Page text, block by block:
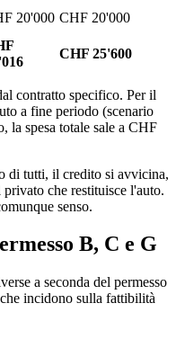
20'000 CHF 20'000
CHF 25'600
contratto specifico. Per il
a fine periodo (scenario
la spesa totale sale a CHF
di tutti, il credito si avvicina,
che restituisce l'auto.
senso.
B, C e G
a seconda del permesso
incidono sulla fattibilità